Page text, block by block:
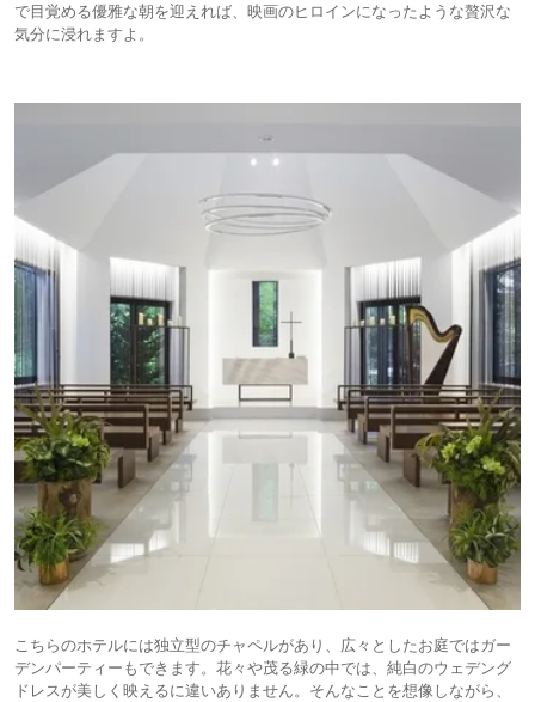
で目覚める優雅な朝を迎えれば、映画のヒロインになったような贅沢な
気分に浸れますよ。
こちらのホテルには独立型のチャペルがあり、広々としたお庭ではガー
デンパーティーもできます。花々や茂る緑の中では、純白のウェデング
ドレスが美しく映えるに違いありません。そんなことを想像しながら、